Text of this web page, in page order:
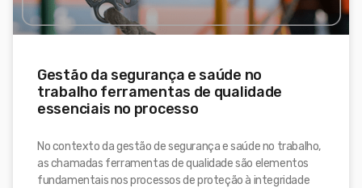
Gestão da segurança e saúde no
trabalho ferramentas de qualidade
essenciais no processo
No contexto da gestão de segurança e saúde no trabalho,
as chamadas ferramentas de qualidade são elementos
fundamentais nos processos de proteção à integridade